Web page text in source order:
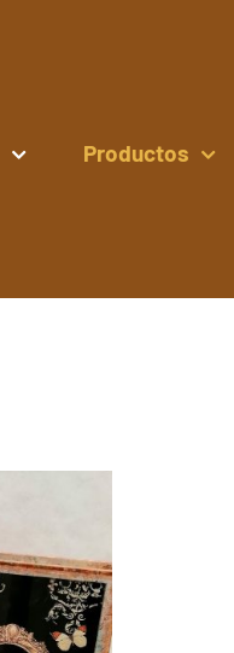
Productos